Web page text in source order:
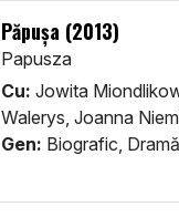
Păpușa (2013)
Papusza
Cu: Jowita
Walerys, Joanna
Gen: Biografic, Dramă